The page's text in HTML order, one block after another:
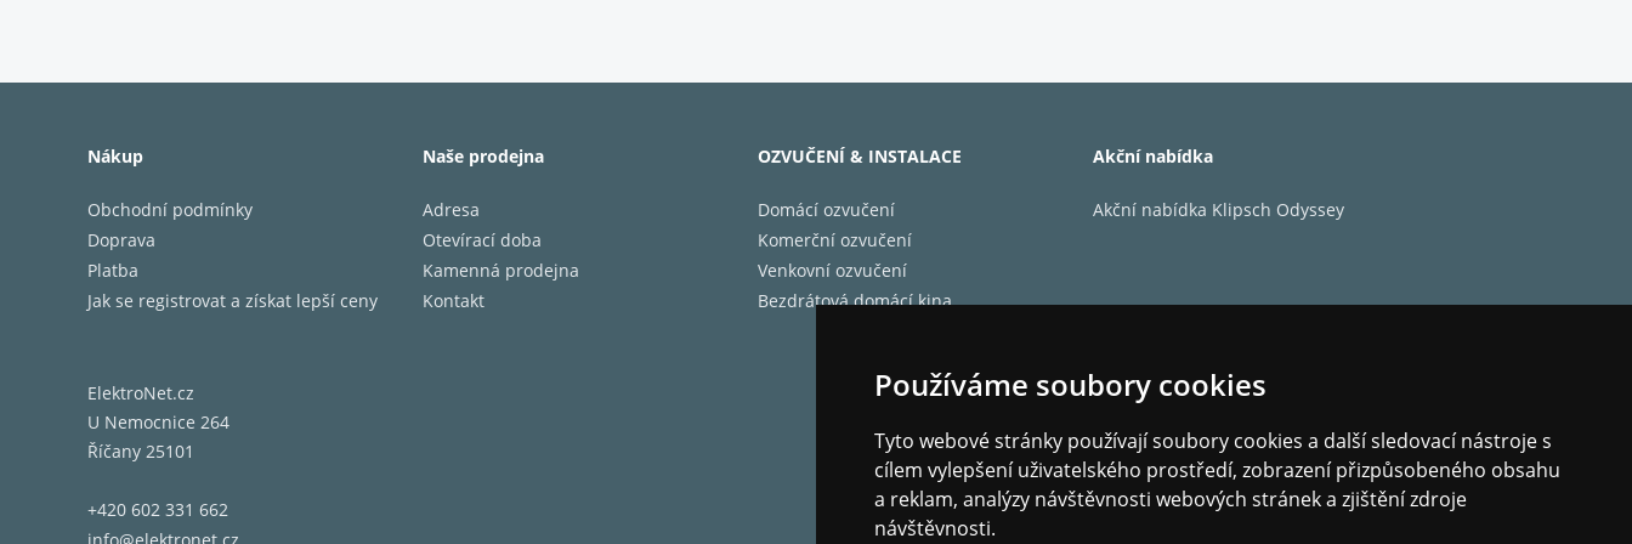
Používáme soubory cookies
Tyto webové stránky používají soubory cookies a další sledovací nástroje s
cílem vylepšení uživatelského prostředí, zobrazení přizpůsobeného obsahu
a reklam, analýzy návštěvnosti webových stránek a zjištění zdroje
návštěvnosti.
Nákup
Obchodní podmínky
Doprava
Platba
Jak se registrovat a získat lepší ceny
Naše prodejna
Adresa
Otevírací doba
Kamenná prodejna
Kontakt
OZVUČENÍ & INSTALACE
Domácí ozvučení
Komerční ozvučení
Venkovní ozvučení
Bezdrátová domácí kina
Akční nabídka
Akční nabídka Klipsch Odyssey
ElektroNet.cz
U Nemocnice 264
Říčany 25101
+420 602 331 662